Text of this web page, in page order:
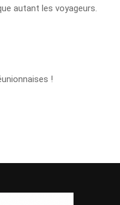
autant les voyageurs.
!